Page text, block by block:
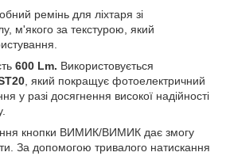
ремінь для ліхтаря зі
м'якого за текстурою, який
600 Lm. Використовується
, який покращує фотоелектричний
у разі досягнення високої надійності
кнопки ВИМИК/ВИМИК дає змогу
За допомогою тривалого натискання